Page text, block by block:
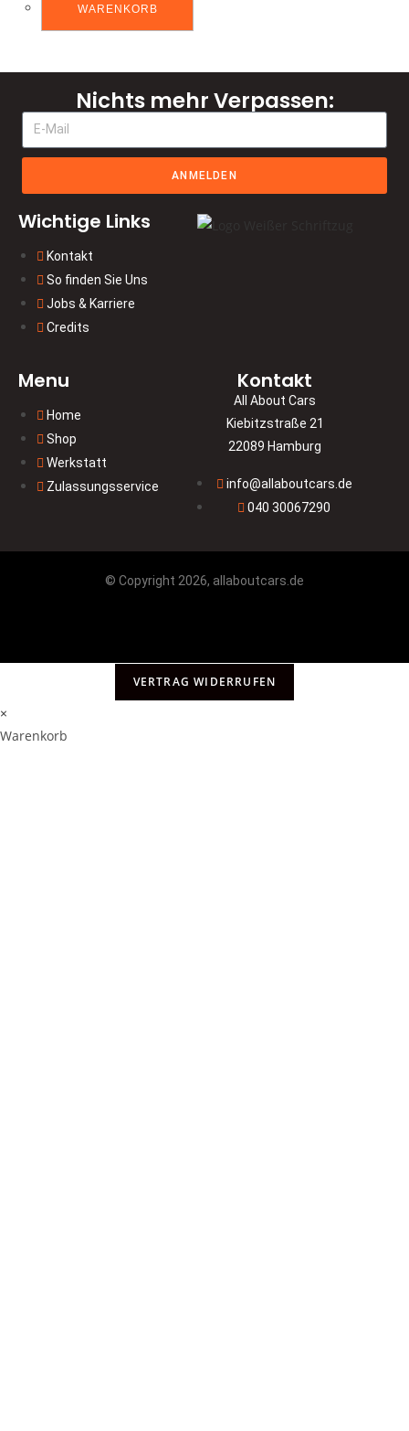
WARENKORB
Nichts mehr Verpassen:
ANMELDEN
Wichtige Links
Kontakt
So finden Sie Uns
Jobs & Karriere
Credits
Menu
Home
Shop
Werkstatt
Zulassungsservice
Kontakt
All About Cars
Kiebitzstraße 21
22089 Hamburg
info@allaboutcars.de
040 30067290
© Copyright 2026, allaboutcars.de
VERTRAG WIDERRUFEN
×
Warenkorb